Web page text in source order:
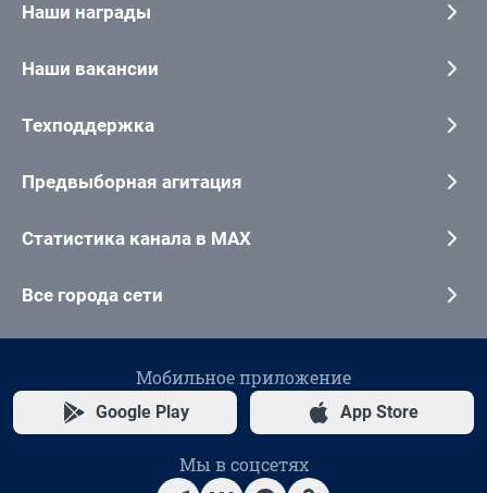
Наши награды
Наши вакансии
Техподдержка
Предвыборная агитация
Статистика канала в MAX
Все города сети
Мобильное приложение
Google Play App Store
Мы в соцсетях